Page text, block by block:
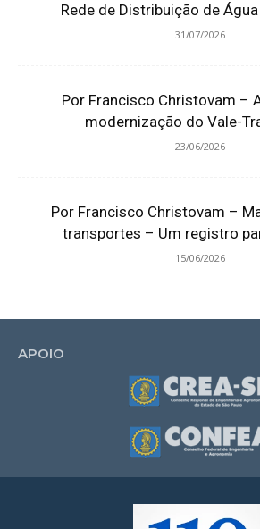
Rede de Distribuição de
31/07/2026
Por Francisco Christovam –
modernização do Vale-
23/06/2026
Por Francisco Christovam –
transportes – Um registro
15/06/2026
APOIO